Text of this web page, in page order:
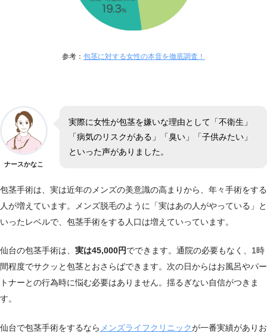
参考： 包茎に対する女性の本音を徹底調査！
ナースかなこ
実際に女性が包茎を嫌いな理由として「不衛生」
「病気のリスクがある」「臭い」「子供みたい」
といった声がありました。
包茎手術は、実は近年のメンズの美意識の高まりから、年々手術をする
人が増えています。メンズ脱毛のように「実はあの人がやっている」と
いったレベルで、包茎手術をする人口は増えていっています。
仙台の包茎手術は、 実は45,000円でできます。通院の必要もなく、1時
間程度でサクッと包茎とおさらばできます。次の日からはお風呂やパー
トナーとの行為時に悩む必要はありません。揺るぎない自信がつきま
す。
仙台で包茎手術をするなら メンズライフクリニックが一番実績がありお